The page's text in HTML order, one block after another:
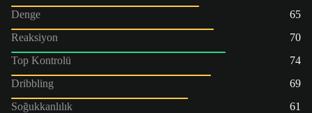
Denge
65
Reaksiyon
70
Top Kontrolü
74
Dribbling
69
Soğukkanlılık
61